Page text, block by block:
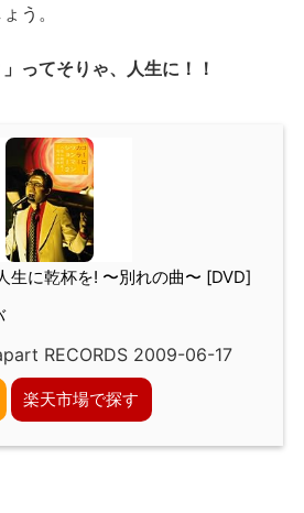
う。
ってそりゃ、人生に！！
生に乾杯を! 〜別れの曲〜 [DVD]
RECORDS 2009-06-17
楽天市場で探す